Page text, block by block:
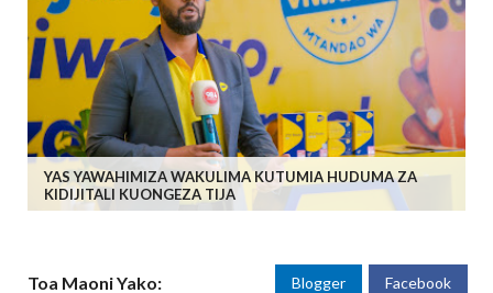
YAS YAWAHIMIZA WAKULIMA KUTUMIA HUDUMA ZA
KIDIJITALI KUONGEZA TIJA
Toa Maoni Yako: Blogger Facebook